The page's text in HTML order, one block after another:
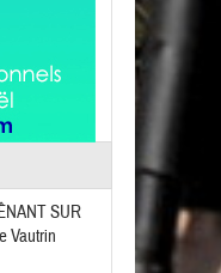
SUR
Vautrin